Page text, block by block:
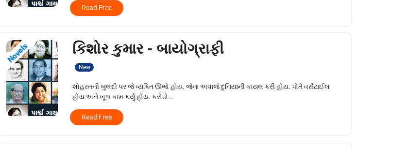
Read Free
Novels કિશોર કુમાર - બાયોગ્રાફી
New
શોહરતની બુલંદી પર જે વ્યક્તિ ઊભો હોય. જેના અવાજે દુનિયાની કાયલ કરી હોય. પોતે વર્સેટાઈલ
હોય અને ખૂબ કામ કર્યું હોય. કરોડો...
Read Free